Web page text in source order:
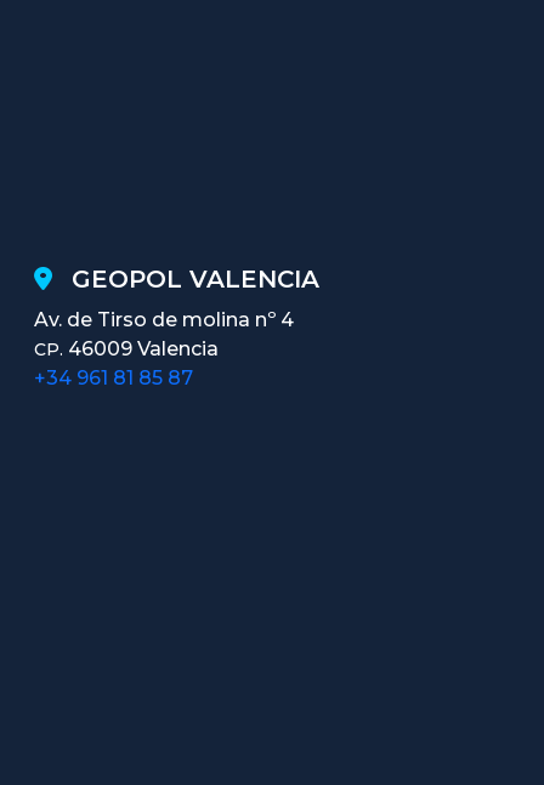
GEOPOL VALENCIA
Av. de Tirso de molina nº 4
CP. 46009 Valencia
+34 961 81 85 87